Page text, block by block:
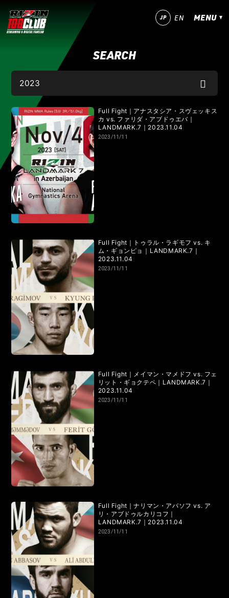
JP EN MENU
今すぐ登録！ ログイン
MATCHES
IZAの舞 SARABAの宴
RIZIN師走の超強者祭り 超RIZIN.5 浪速の超復活祭り
超RIZIN.4 真夏の喧嘩祭り
超RIZIN.2 超RIZIN
RIZIN.54 RIZIN.53
RIZIN.48 RIZIN.47 RIZIN.46
RIZIN.44 RIZIN.43
RIZIN.40 RIZIN.39
RIZIN.36 RIZIN.35
RIZIN.28 RIZIN.27 RIZIN.26 RIZIN.25
RIZIN.24 RIZIN.23
RIZIN.20 RIZIN.19
RIZIN.15 RIZIN.14
RIZIN.10 RIZIN.9
RIZIN.5 RIZIN.4 RIZIN.3 RIZIN.2 RIZIN.1
TRIGGER 3rd TRIGGER 2nd
LANDMARK vol.17 LANDMARK vol.16
LANDMARK vol.15
SEARCH
Full Fight｜アナスタシア・スヴェッキス
カ vs. ファリダ・アブドゥエバ｜
LANDMARK.7｜2023.11.04
2023/11/11
Full Fight｜トゥラル・ラギモフ vs. キ
ム・ギョンピョ｜LANDMARK.7｜
2023.11.04
2023/11/11
Full Fight｜メイマン・マメドフ vs. フェ
リット・ギョクテペ｜LANDMARK.7｜
2023.11.04
2023/11/11
Full Fight｜ナリマン・アバソフ vs. ア
リ・アブドゥルカリコフ｜
LANDMARK.7｜2023.11.04
2023/11/11